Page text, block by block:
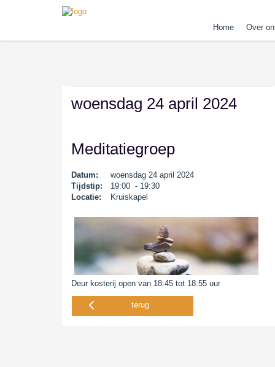
Home Over
woensdag 24 april 2024
Meditatiegroep
Datum:
woensdag 24 april 2024
Tijdstip:
19:00 - 19:30
Locatie:
Kruiskapel
Deur kosterij open van 18:45 tot 18:55 uur
terug